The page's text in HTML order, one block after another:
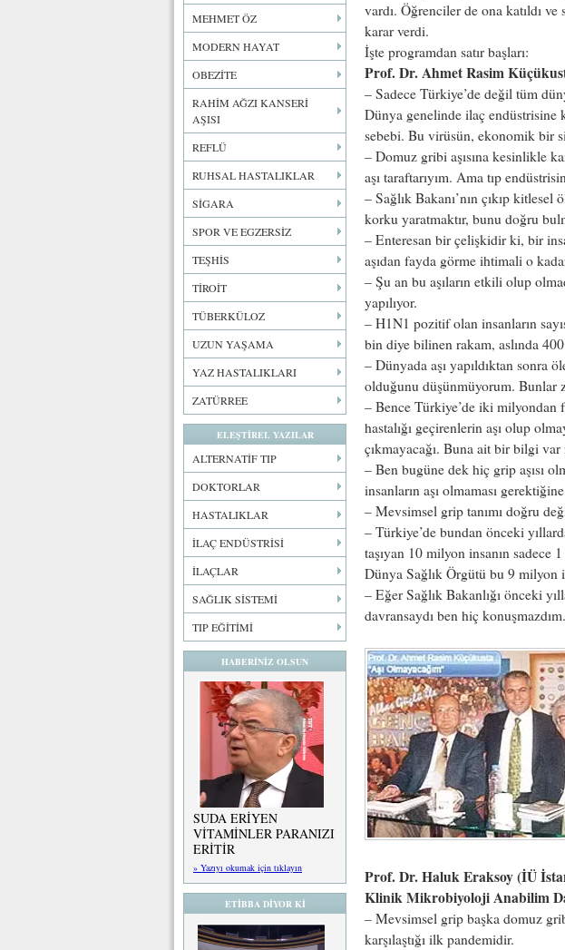
MEHMET ÖZ
MODERN HAYAT
OBEZİTE
RAHİM AĞZI KANSERİ
AŞISI
REFLÜ
RUHSAL HASTALIKLAR
SİGARA
SPOR VE EGZERSİZ
TEŞHİS
TİROİT
TÜBERKÜLOZ
UZUN YAŞAMA
YAZ HASTALIKLARI
ZATÜRREE
ELEŞTİREL YAZILAR
ALTERNATİF TIP
DOKTORLAR
HASTALIKLAR
İLAÇ ENDÜSTRİSİ
İLAÇLAR
SAĞLIK SİSTEMİ
TIP EĞİTİMİ
HABERİNİZ OLSUN
SUDA ERİYEN
VİTAMİNLER PARANIZI
ERİTİR
» Yazıyı okumak için tıklayın
ETİBBA DİYOR Kİ
vardı. Öğrenciler de ona katıldı ve
karar verdi.
İşte programdan satır başları:
Prof. Dr. Ahmet Rasim
– Sadece Türkiye’de değil tüm
Dünya genelinde ilaç endüstrisine
sebebi. Bu virüsün, ekonomik bir
– Domuz gribi aşısına kesinlikle
aşı taraftarıyım. Ama tıp
– Sağlık Bakanı’nın çıkıp
korku yaratmaktır, bunu doğru
– Enteresan bir çelişkidir ki, bir
aşıdan fayda görme ihtimali o
– Şu an bu aşıların etkili olup
yapılıyor.
– H1N1 pozitif olan insanların
bin diye bilinen rakam, aslında
– Dünyada aşı yapıldıktan sonra
olduğunu düşünmüyorum. Bunlar
– Bence Türkiye’de iki
hastalığı geçirenlerin aşı olup
çıkmayacağı. Buna ait bir bilgi var
– Ben bugüne dek hiç grip aşısı
insanların aşı olmaması
– Mevsimsel grip tanımı doğru
– Türkiye’de bundan önceki
taşıyan 10 milyon insanın sadece
Dünya Sağlık Örgütü bu 9 milyon
– Eğer Sağlık Bakanlığı önceki
davransaydı ben hiç konuşmazdım.
Prof. Dr. Haluk Eraksoy (İÜ
Klinik Mikrobiyoloji Anabilim
– Mevsimsel grip başka domuz
karşılaştığı ilk pandemidir.